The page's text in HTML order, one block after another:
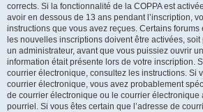
corrects. Si la fonctionnalité de la COPPA est
avoir en dessous de 13 ans pendant l’inscription,
instructions que vous avez reçues. Certains
les nouvelles inscriptions doivent être activées,
un administrateur, avant que vous puissiez ouvrir
information était présente lors de votre inscription.
courrier électronique, consultez les instructions. Si
courrier électronique, vous avez probablement
de courrier électronique ou le courrier électronique
pourriel. Si vous êtes certain que l’adresse de